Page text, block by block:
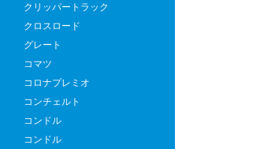
クリッパートラック
クロスロード
グレート
コマツ
コロナプレミオ
コンチェルト
コンドル
コンドル